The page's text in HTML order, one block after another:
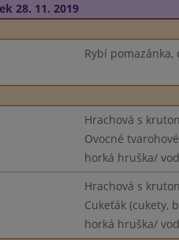
28. 11. 2019
Rybí
Hrachová s
Ovocné
horká hruška/
Hrachová s
Cukeťák (cukety,
horká hruška/